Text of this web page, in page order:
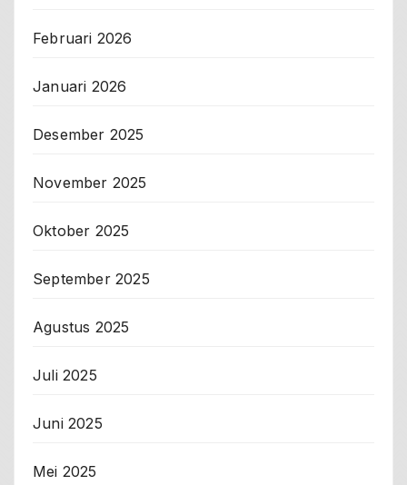
Februari 2026
Januari 2026
Desember 2025
November 2025
Oktober 2025
September 2025
Agustus 2025
Juli 2025
Juni 2025
Mei 2025